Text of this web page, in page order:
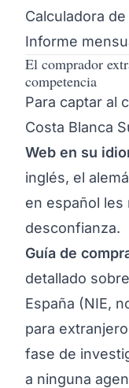
Calculadora
Informe
El comprador
competencia
Para captar al
Costa Blanca
Web en su
inglés, el
en español les
desconfianza.
Guía de
detallado
España (NIE,
para
fase de
a ninguna